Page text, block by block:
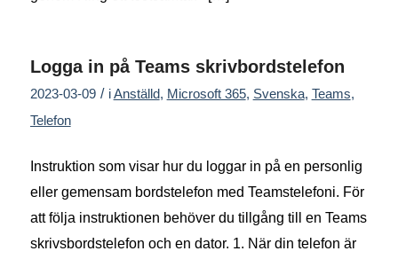
Logga in på Teams skrivbordstelefon
2023-03-09 / iAnställd, Microsoft 365, Svenska, Teams,
Telefon
Instruktion som visar hur du loggar in på en personlig
eller gemensam bordstelefon med Teamstelefoni. För
att följa instruktionen behöver du tillgång till en Teams
skrivsbordstelefon och en dator. 1. När din telefon är